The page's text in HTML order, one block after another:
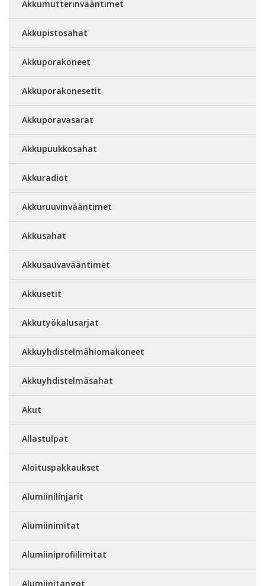
Akkumutterinvääntimet
Akkupistosahat
Akkuporakoneet
Akkuporakonesetit
Akkuporavasarat
Akkupuukkosahat
Akkuradiot
Akkuruuvinvääntimet
Akkusahat
Akkusauvavääntimet
Akkusetit
Akkutyökalusarjat
Akkuyhdistelmähiomakoneet
Akkuyhdistelmäsahat
Akut
Allastulpat
Aloituspakkaukset
Alumiinilinjarit
Alumiinimitat
Alumiiniprofiilimitat
Alumiinitangot